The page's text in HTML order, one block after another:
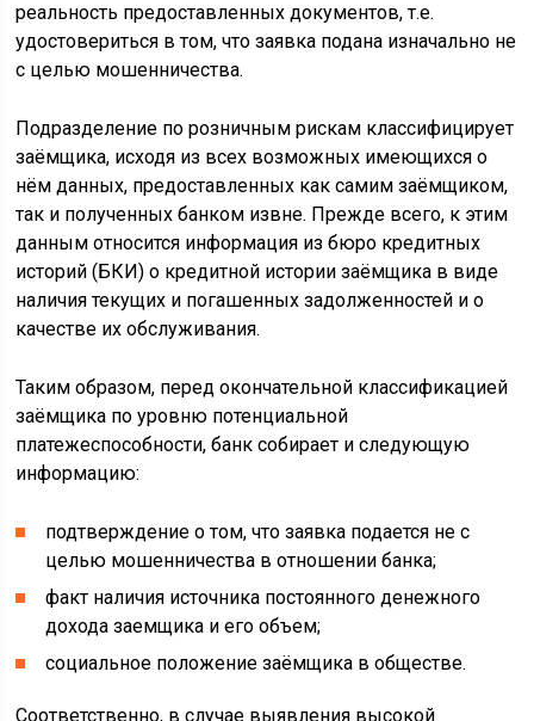
реальность предоставленных документов, т.е.
удостовериться в том, что заявка подана изначально не
с целью мошенничества.
Подразделение по розничным рискам классифицирует
заёмщика, исходя из всех возможных имеющихся о
нём данных, предоставленных как самим заёмщиком,
так и полученных банком извне. Прежде всего, к этим
данным относится информация из бюро кредитных
историй (БКИ) о кредитной истории заёмщика в виде
наличия текущих и погашенных задолженностей и о
качестве их обслуживания.
Таким образом, перед окончательной классификацией
заёмщика по уровню потенциальной
платежеспособности, банк собирает и следующую
информацию:
подтверждение о том, что заявка подается не с
целью мошенничества в отношении банка;
факт наличия источника постоянного денежного
дохода заемщика и его объем;
социальное положение заёмщика в обществе.
Соответственно, в случае выявления высокой